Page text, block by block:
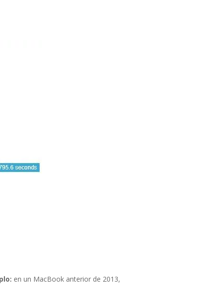
en un MacBook anterior de 2013,